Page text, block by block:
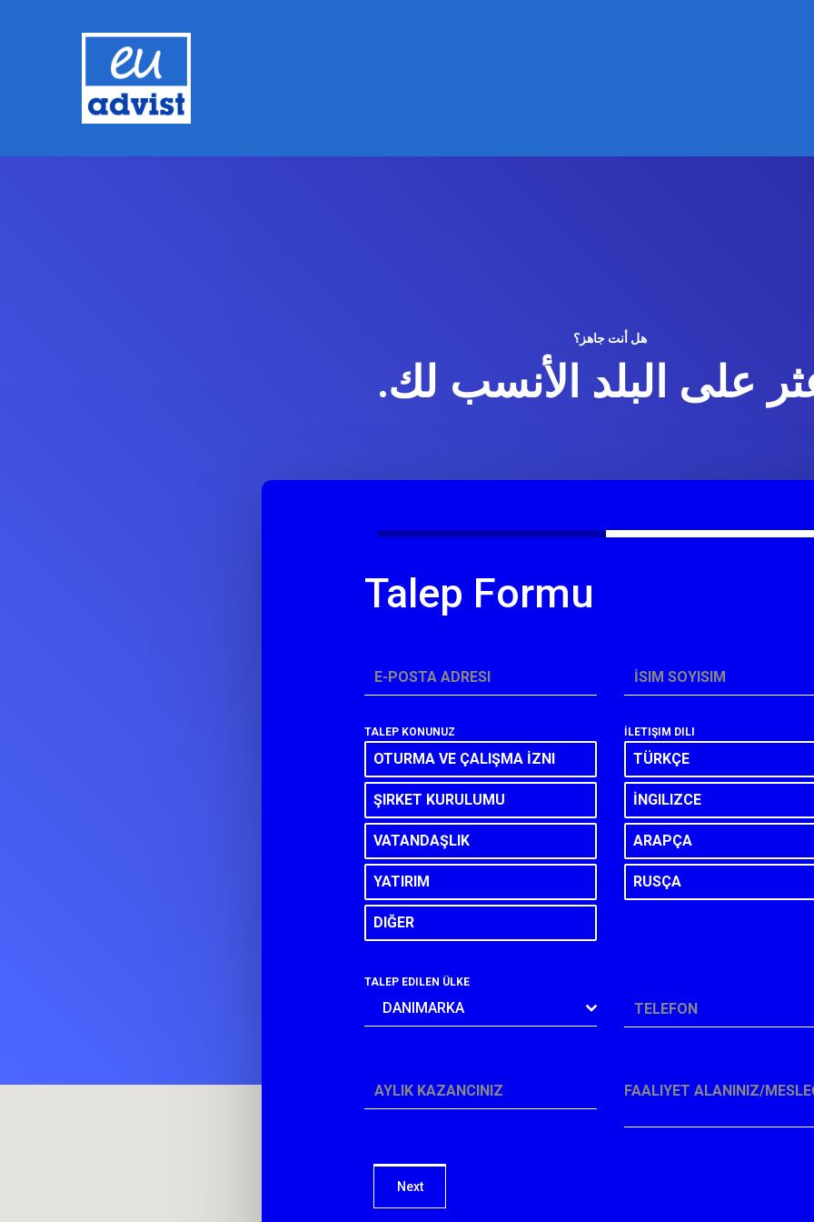
هل أنت جاهز؟
على البلد الأنسب لك.
Talep Formu
İSIM SOYISIM
E-POSTA ADRESI
İLETIŞIM DILI
TÜRKÇE
İNGILIZCE
ARAPÇA
RUSÇA
TALEP KONUNUZ
OTURMA VE ÇALIŞMA İZNI
ŞIRKET KURULUMU
VATANDAŞLIK
YATIRIM
DIĞER
TELEFON
TALEP EDILEN ÜLKE
DANIMARKA
FAALIYET ALANINIZ/
AYLIK KAZANCINIZ
Next